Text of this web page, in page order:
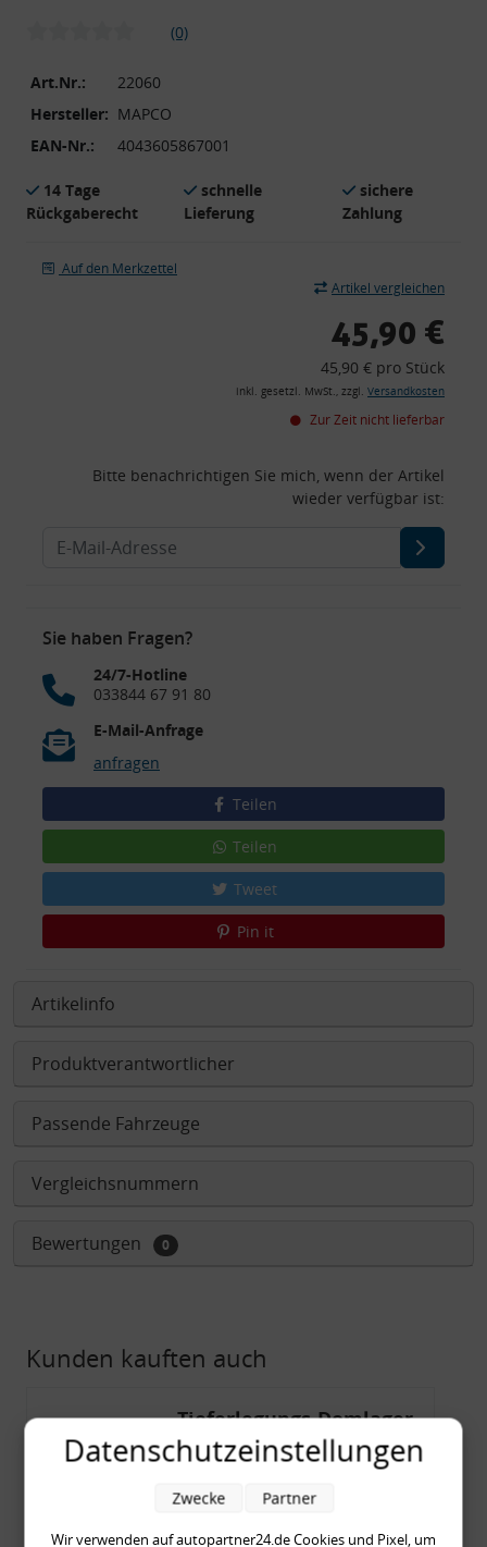
(0)
Art.Nr.:
22060
Hersteller: MAPCO
EAN-Nr.:
4043605867001
14 Tage
Rückgaberecht
schnelle
Lieferung
sichere
Zahlung
Auf den Merkzettel
Artikel vergleichen
45,90 €
45,90 € pro Stück
inkl. gesetzl. MwSt., zzgl. Versandkosten
Zur Zeit nicht lieferbar
Bitte benachrichtigen Sie mich, wenn der Artikel
wieder verfügbar ist:
Sie haben Fragen?
24/7-Hotline
033844 67 91 80
E-Mail-Anfrage
anfragen
Teilen
Teilen
Tweet
Pin it
Artikelinfo
Produktverantwortlicher
Passende Fahrzeuge
Vergleichsnummern
Bewertungen 0
Kunden kauften auch
Tieferlegungs-Domlager
(-20 mm), VW Golf 4,
Audi A3 8l, Polo 6R, Leon
Datenschutzeinstellungen
Wir verwenden auf autopartner24.de Cookies und Pixel, um
Zwecke Partner